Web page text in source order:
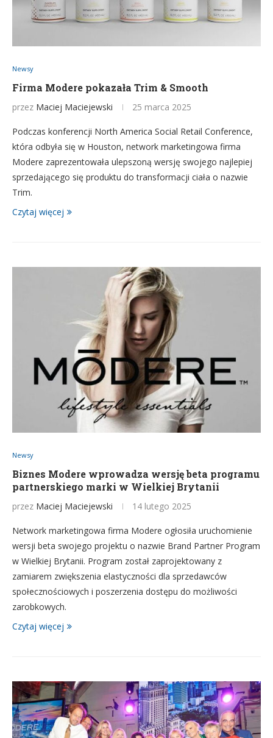
Newsy
Firma Modere pokazała Trim & Smooth
przez Maciej Maciejewski 25 marca 2025
Podczas konferencji North America Social Retail Conference,
która odbyła się w Houston, network marketingowa firma
Modere zaprezentowała ulepszoną wersję swojego najlepiej
sprzedającego się produktu do transformacji ciała o nazwie
Trim.
Czytaj więcej
Newsy
Biznes Modere wprowadza wersję beta programu
partnerskiego marki w Wielkiej Brytanii
przez Maciej Maciejewski 14 lutego 2025
Network marketingowa firma Modere ogłosiła uruchomienie
wersji beta swojego projektu o nazwie Brand Partner Program
w Wielkiej Brytanii. Program został zaprojektowany z
zamiarem zwiększenia elastyczności dla sprzedawców
społecznościowych i poszerzenia dostępu do możliwości
zarobkowych.
Czytaj więcej